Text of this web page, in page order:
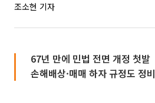
조소현 기자
67년 만에 민법 전면 개정 첫발
손해배상·매매 하자 규정도 정비